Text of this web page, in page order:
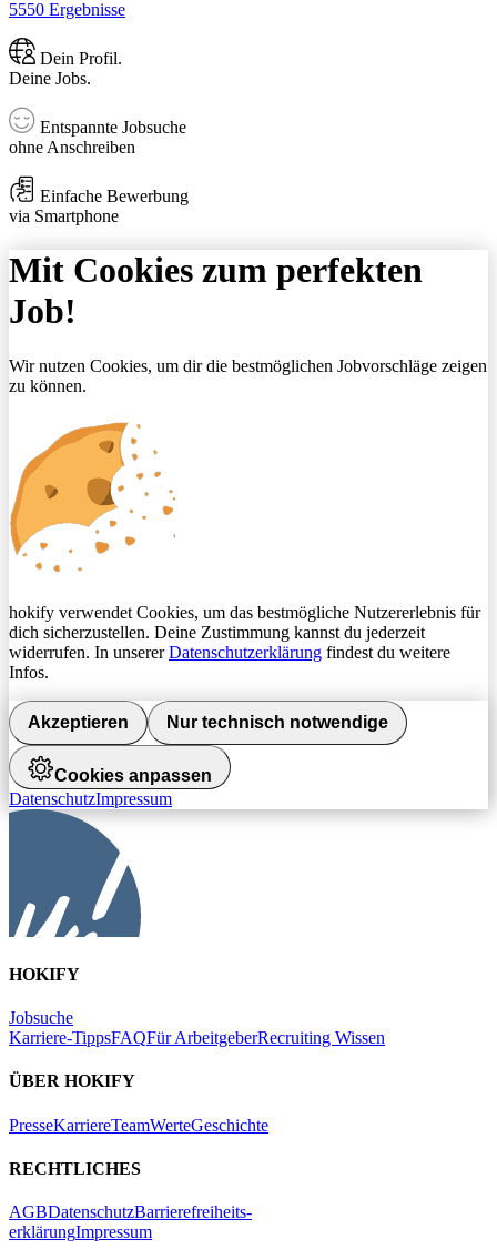
5550 Ergebnisse
Dein Profil.
Deine Jobs.
Entspannte Jobsuche
ohne Anschreiben
Einfache Bewerbung
via Smartphone
Mit Cookies zum perfekten
Job!
Wir nutzen Cookies, um dir die bestmöglichen Jobvorschläge zeigen
zu können.
hokify verwendet Cookies, um das bestmögliche Nutzererlebnis für
dich sicherzustellen. Deine Zustimmung kannst du jederzeit
widerrufen. In unsererDatenschutzerklärung findest du weitere
Infos.
Akzeptieren Nur technisch notwendige
Cookies anpassen
DatenschutzImpressum
HOKIFY
Jobsuche
Karriere-TippsFAQFür ArbeitgeberRecruiting Wissen
ÜBER HOKIFY
PresseKarriereTeamWerteGeschichte
RECHTLICHES
AGBDatenschutzBarrierefreiheits-
erklärungImpressum